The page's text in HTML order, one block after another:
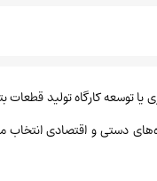
یا توسعه کارگاه تولید
دستی و اقتصادی انتخاب